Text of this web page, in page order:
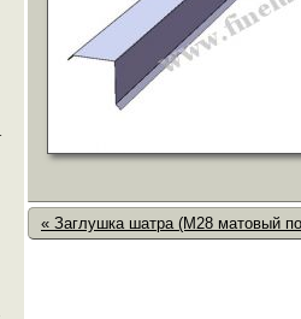
« Заглушка шатра (M28 матовый